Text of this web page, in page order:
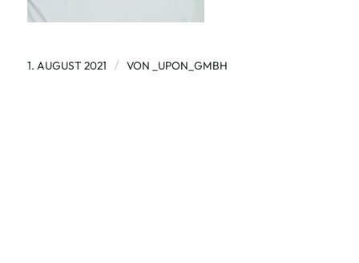
1. AUGUST 2021 / VON _UPON_GMBH